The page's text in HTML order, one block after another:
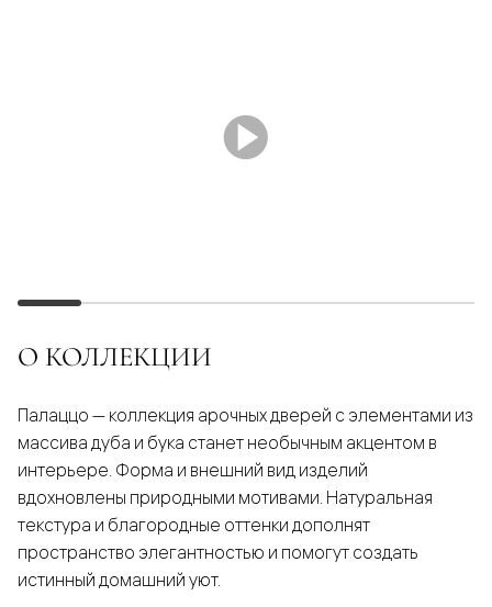
О КОЛЛЕКЦИИ
Палаццо — коллекция арочных дверей с элементами из
массива дуба и бука станет необычным акцентом в
интерьере. Форма и внешний вид изделий
вдохновлены природными мотивами. Натуральная
текстура и благородные оттенки дополнят
пространство элегантностью и помогут создать
истинный домашний уют.